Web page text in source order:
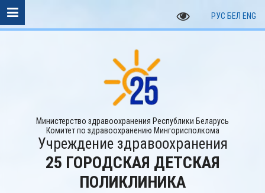
РУС БЕЛ ENG
Министерство здравоохранения Республики Беларусь
Комитет по здравоохранению Мингорисполкома
Учреждение здравоохранения
25 ГОРОДСКАЯ ДЕТСКАЯ
ПОЛИКЛИНИКА